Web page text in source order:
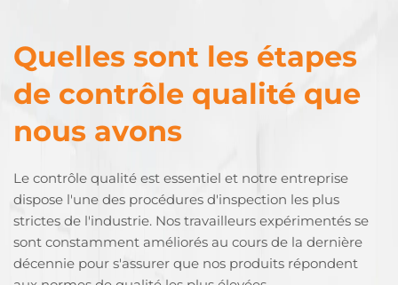
Quelles sont les étapes
de contrôle qualité que
nous avons
Le contrôle qualité est essentiel et notre entreprise
dispose l'une des procédures d'inspection les plus
strictes de l'industrie. Nos travailleurs expérimentés se
sont constamment améliorés au cours de la dernière
décennie pour s'assurer que nos produits répondent